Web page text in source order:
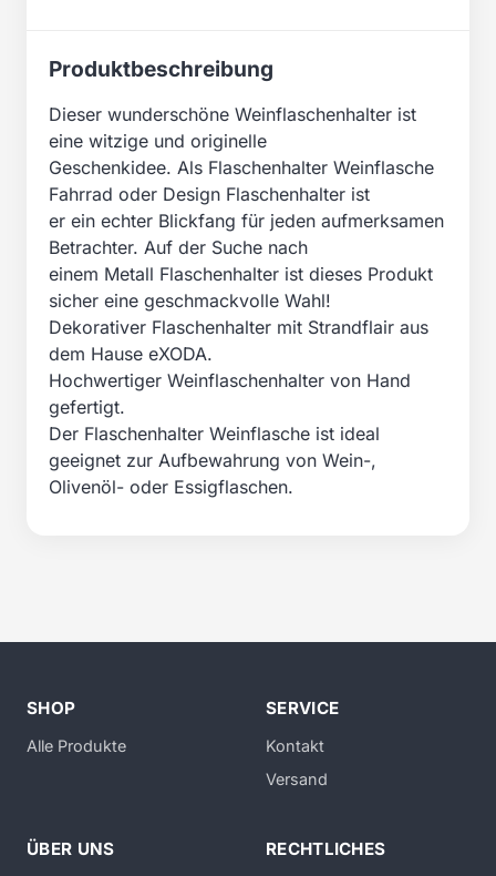
Produktbeschreibung
Dieser wunderschöne Weinflaschenhalter ist
eine witzige und originelle
Geschenkidee. Als Flaschenhalter Weinflasche
Fahrrad oder Design Flaschenhalter ist
er ein echter Blickfang für jeden aufmerksamen
Betrachter. Auf der Suche nach
einem Metall Flaschenhalter ist dieses Produkt
sicher eine geschmackvolle Wahl!
Dekorativer Flaschenhalter mit Strandflair aus
dem Hause eXODA.
Hochwertiger Weinflaschenhalter von Hand
gefertigt.
Der Flaschenhalter Weinflasche ist ideal
geeignet zur Aufbewahrung von Wein-,
Olivenöl- oder Essigflaschen.
SHOP
Alle Produkte
SERVICE
Kontakt
Versand
ÜBER UNS RECHTLICHES